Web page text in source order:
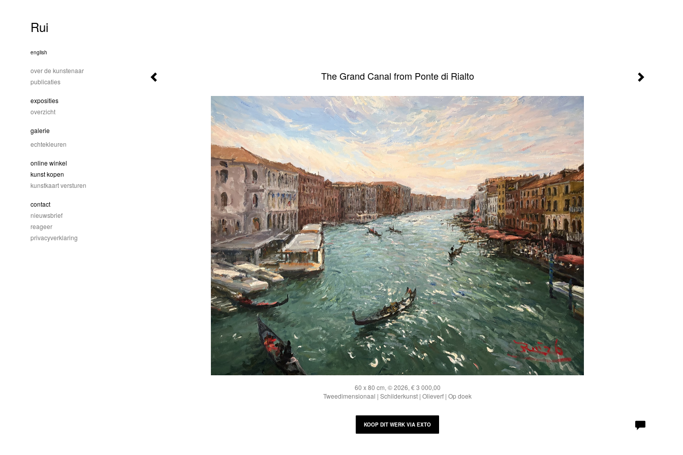
The Grand Canal from Ponte di Rialto
60 x 80 cm, © 2026, € 3 000,00
Tweedimensionaal | Schilderkunst | Olieverf | Op doek
KOOP DIT WERK VIA EXTO
Rui
english
over de kunstenaar
publicaties
exposities
overzicht
galerie
echtekleuren
online winkel
kunst kopen
kunstkaart versturen
contact
nieuwsbrief
reageer
privacyverklaring